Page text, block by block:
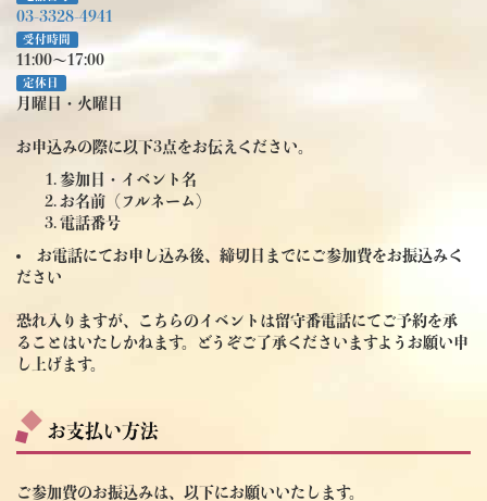
03-3328-4941
受付時間
11:00～17:00
定休日
月曜日・火曜日
お申込みの際に以下3点をお伝えください。
参加日・イベント名
お名前（フルネーム）
電話番号
お電話にてお申し込み後、締切日までにご参加費をお振込みく
ださい
恐れ入りますが、こちらのイベントは留守番電話にてご予約を承
ることはいたしかねます。どうぞご了承くださいますようお願い申
し上げます。
お支払い方法
ご参加費のお振込みは、以下にお願いいたします。